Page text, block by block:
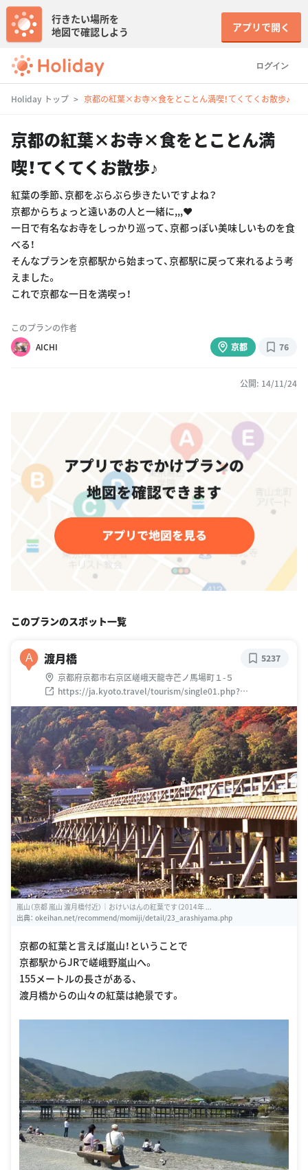
ログイン
行きたい場所を
地図で確認しよう
アプリで開く
Holiday トップ 京都の紅葉×お寺×食をとことん満喫！てくてくお散歩♪
京都の紅葉×お寺×食をとことん満
喫！てくてくお散歩♪
紅葉の季節、京都をぶらぶら歩きたいですよね？
京都からちょっと遠いあの人と一緒に,,,♥︎
一日で有名なお寺をしっかり巡って、京都っぽい美味しいものを食
べる！
そんなプランを京都駅から始まって、京都駅に戻って来れるよう考
えました。
これで京都な一日を満喫っ！
このプランの作者
AICHI
京都 76
公開: 14/11/24
このプランのスポット一覧
A 渡月橋
京都府京都市右京区嵯峨天龍寺芒ノ馬場町１-５
https://ja.kyoto.travel/tourism/single01.php?
category_id=8&tourism_id=2682
5237
嵐山（京都 嵐山 渡月橋付近）｜おけいはんの紅葉です（2014年 ...
出典： okeihan.net/recommend/momiji/detail/23_arashiyama.php
京都の紅葉と言えば嵐山！ということで
京都駅からJRで嵯峨野嵐山へ。
155メートルの長さがある、
渡月橋からの山々の紅葉は絶景です。